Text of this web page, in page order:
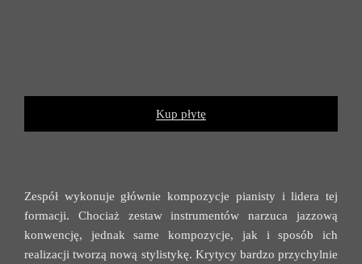
Kup płytę
Zespół wykonuje głównie kompozycje pianisty i lidera tej
formacji. Chociaż zestaw instrumentów narzuca jazzową
konwencję, jednak same kompozycje, jak i sposób ich
realizacji tworzą nową stylistykę. Krytycy bardzo przychylnie